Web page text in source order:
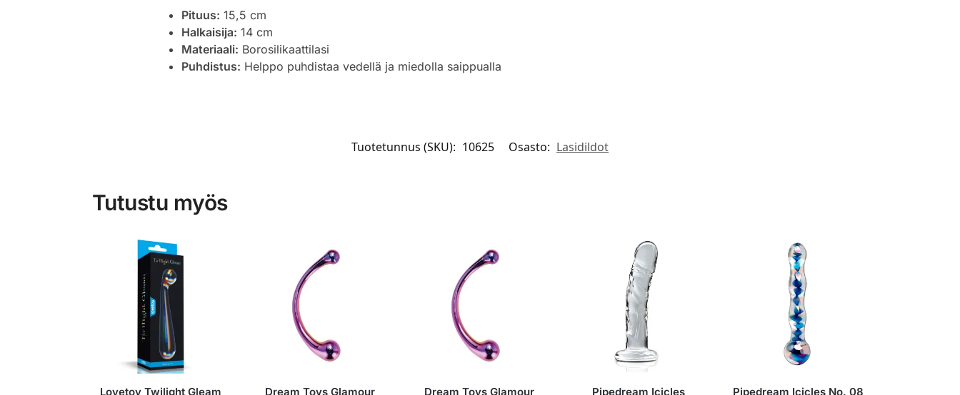
Pituus: 15,5 cm
Halkaisija: 14 cm
Materiaali: Borosilikaattilasi
Puhdistus: Helppo puhdistaa vedellä ja miedolla saippualla
Tuotetunnus (SKU): 10625 Osasto: Lasidildot
Tutustu myös
Lovetoy Twilight Gleam
Dream Toys Glamour
Dream Toys Glamour
Pipedream Icicles
Pipedream Icicles No. 08